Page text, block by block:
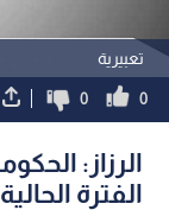
تعبيرية
0
0
الرزاز:
الفترة الحالية